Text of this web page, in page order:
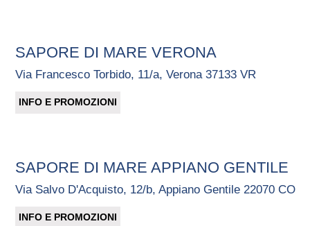
SAPORE DI MARE VERONA
Via Francesco Torbido, 11/a, Verona 37133 VR
INFO E PROMOZIONI
SAPORE DI MARE APPIANO GENTILE
Via Salvo D'Acquisto, 12/b, Appiano Gentile 22070 CO
INFO E PROMOZIONI